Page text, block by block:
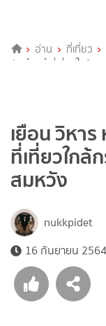
อ่าน ที่เที่ยว
ศักดิ์สิทธิ์ ที่เที่ยวใกล้กรุ
เยือน วิหา
ที่เที่ยวใกล้
สมหวัง
nukkpidet
16 กันยายน